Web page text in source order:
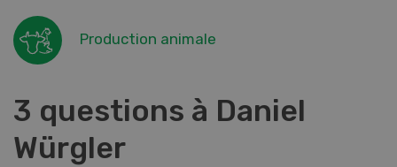
Production animale
3 questions à Daniel
Würgler